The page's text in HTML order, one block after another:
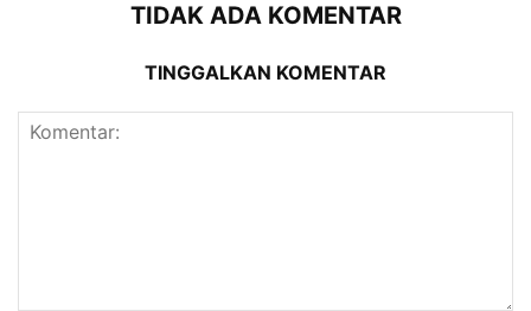
TIDAK ADA KOMENTAR
TINGGALKAN KOMENTAR